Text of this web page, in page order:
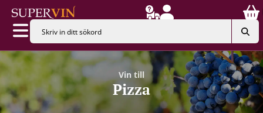
Vin till
Pizza